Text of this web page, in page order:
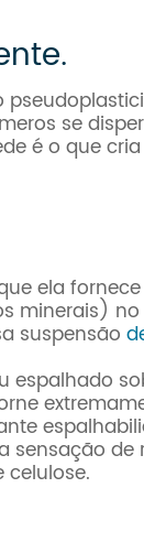
se
é o que
ela
minerais)
suspensão
de